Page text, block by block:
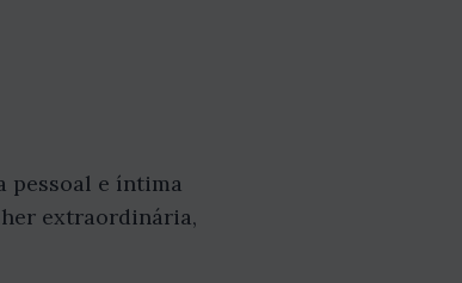
pessoal e íntima
extraordinária,